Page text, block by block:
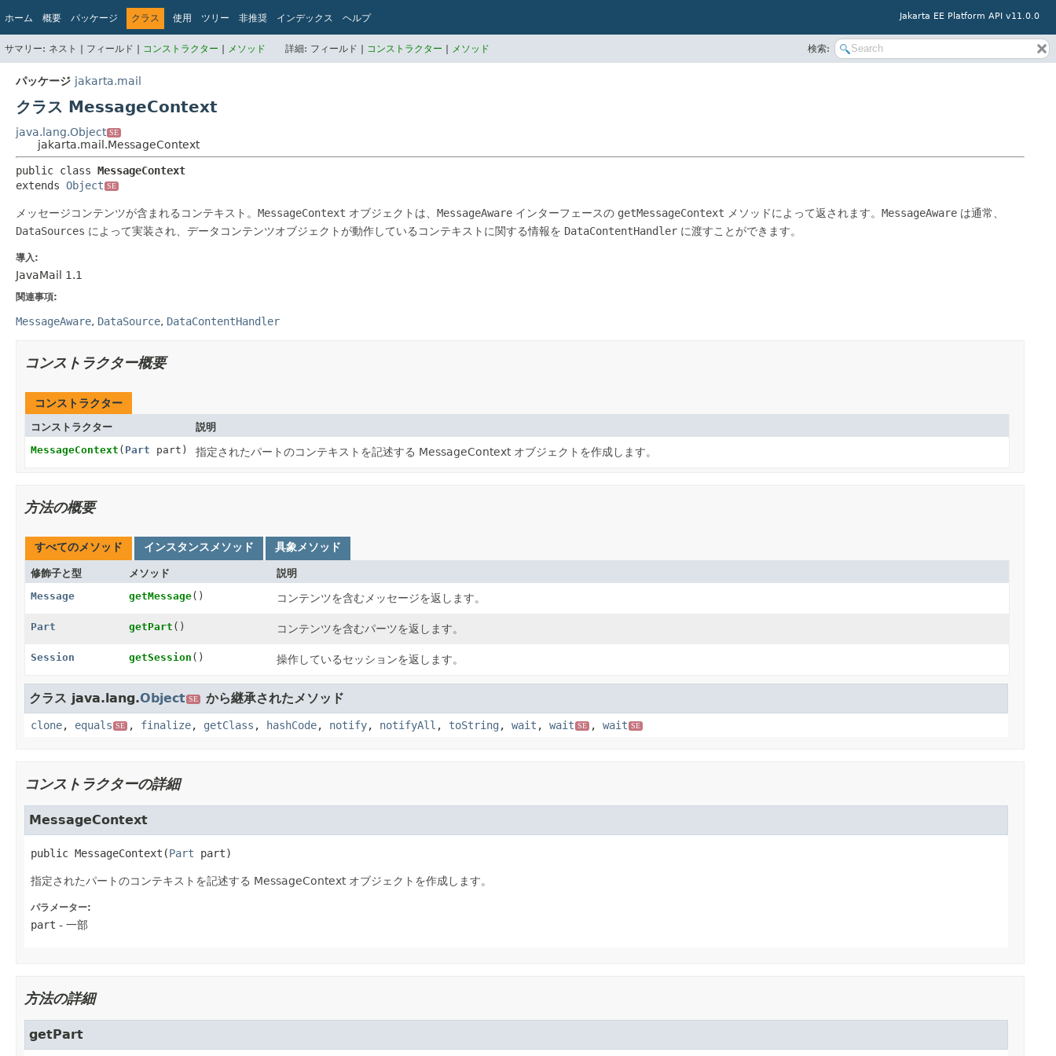
Jakarta EE Platform API v11.0.0
ホーム 概要 パッケージ クラス 使用 ツリー 非推奨 インデックス ヘルプ
サマリー: ネスト | フィールド | コンストラクター | メソッド 詳細: フィールド | コンストラクター | メソッド 検索:
パッケージ jakarta.mail
クラス MessageContext
java.lang.Object SE
jakarta.mail.MessageContext
public class MessageContext
extends Object SE
メッセージコンテンツが含まれるコンテキスト。 MessageContext オブジェクトは、 MessageAware インターフェースの getMessageContext メソッドによって返されます。 MessageAware は通常、
DataSources によって実装され、データコンテンツオブジェクトが動作しているコンテキストに関する情報を DataContentHandler に渡すことができます。
導入:
JavaMail 1.1
関連事項:
MessageAware DataSource DataContentHandler
コンストラクター概要
コンストラクター
コンストラクター
説明
MessageContext ( Part part) 指定されたパートのコンテキストを記述する MessageContext オブジェクトを作成します。
方法の概要
すべてのメソッド インスタンスメソッド 具象メソッド
修飾子と型 メソッド
説明
Message
getMessage() コンテンツを含むメッセージを返します。
Part getPart () コンテンツを含むパーツを返します。
Session getSession () 操作しているセッションを返します。
クラス java.lang.Object SE から継承されたメソッド
clone, equals SE , finalize, getClass , hashCode, notify, notifyAll , toString , wait , wait SE , wait SE
コンストラクターの詳細
MessageContext
public MessageContext (Part part)
指定されたパートのコンテキストを記述する MessageContext オブジェクトを作成します。
パラメーター:
part - 一部
方法の詳細
getPart